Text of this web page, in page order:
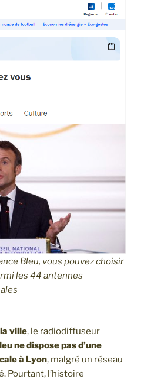
Bleu, vous pouvez choisir
les 44 antennes
ville, le radiodiffuseur
ne dispose pas d’une
à Lyon, malgré un réseau
Pourtant, l’histoire